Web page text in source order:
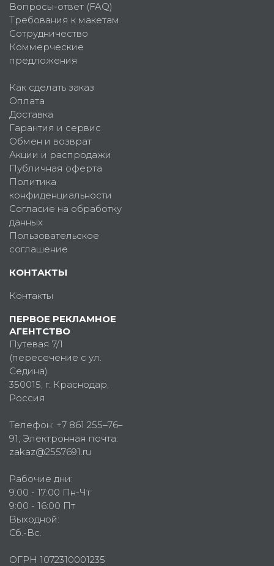
Вопросы-ответ (FAQ)
Требования к макетам
Сотрудничество
Коммерческие
предложения
Как сделать заказ
Оплата
Доставка
Гарантия и сервис
Обмен и возврат
Акции и распродажи
Публичная оферта
Политика
конфиденциальности
Согласие на обработку
данных
Пользовательское
соглашение
КОНТАКТЫ
Контакты
ПЕРВОЕ РЕКЛАМНОЕ
АГЕНТСТВО
Путевая 7/1
(пересечение с ул.
Седина)
350015, г. Краснодар,
Россия
Телефон: +7 861 255–76–
91, Электронная почта:
zakaz@2557691.ru
Рабочие дни:
9:00 - 17:00 Пн-Чт
9:00 - 16:00 Пт
Выходной:
Сб.-Вс.
ОГРН 1072310001235